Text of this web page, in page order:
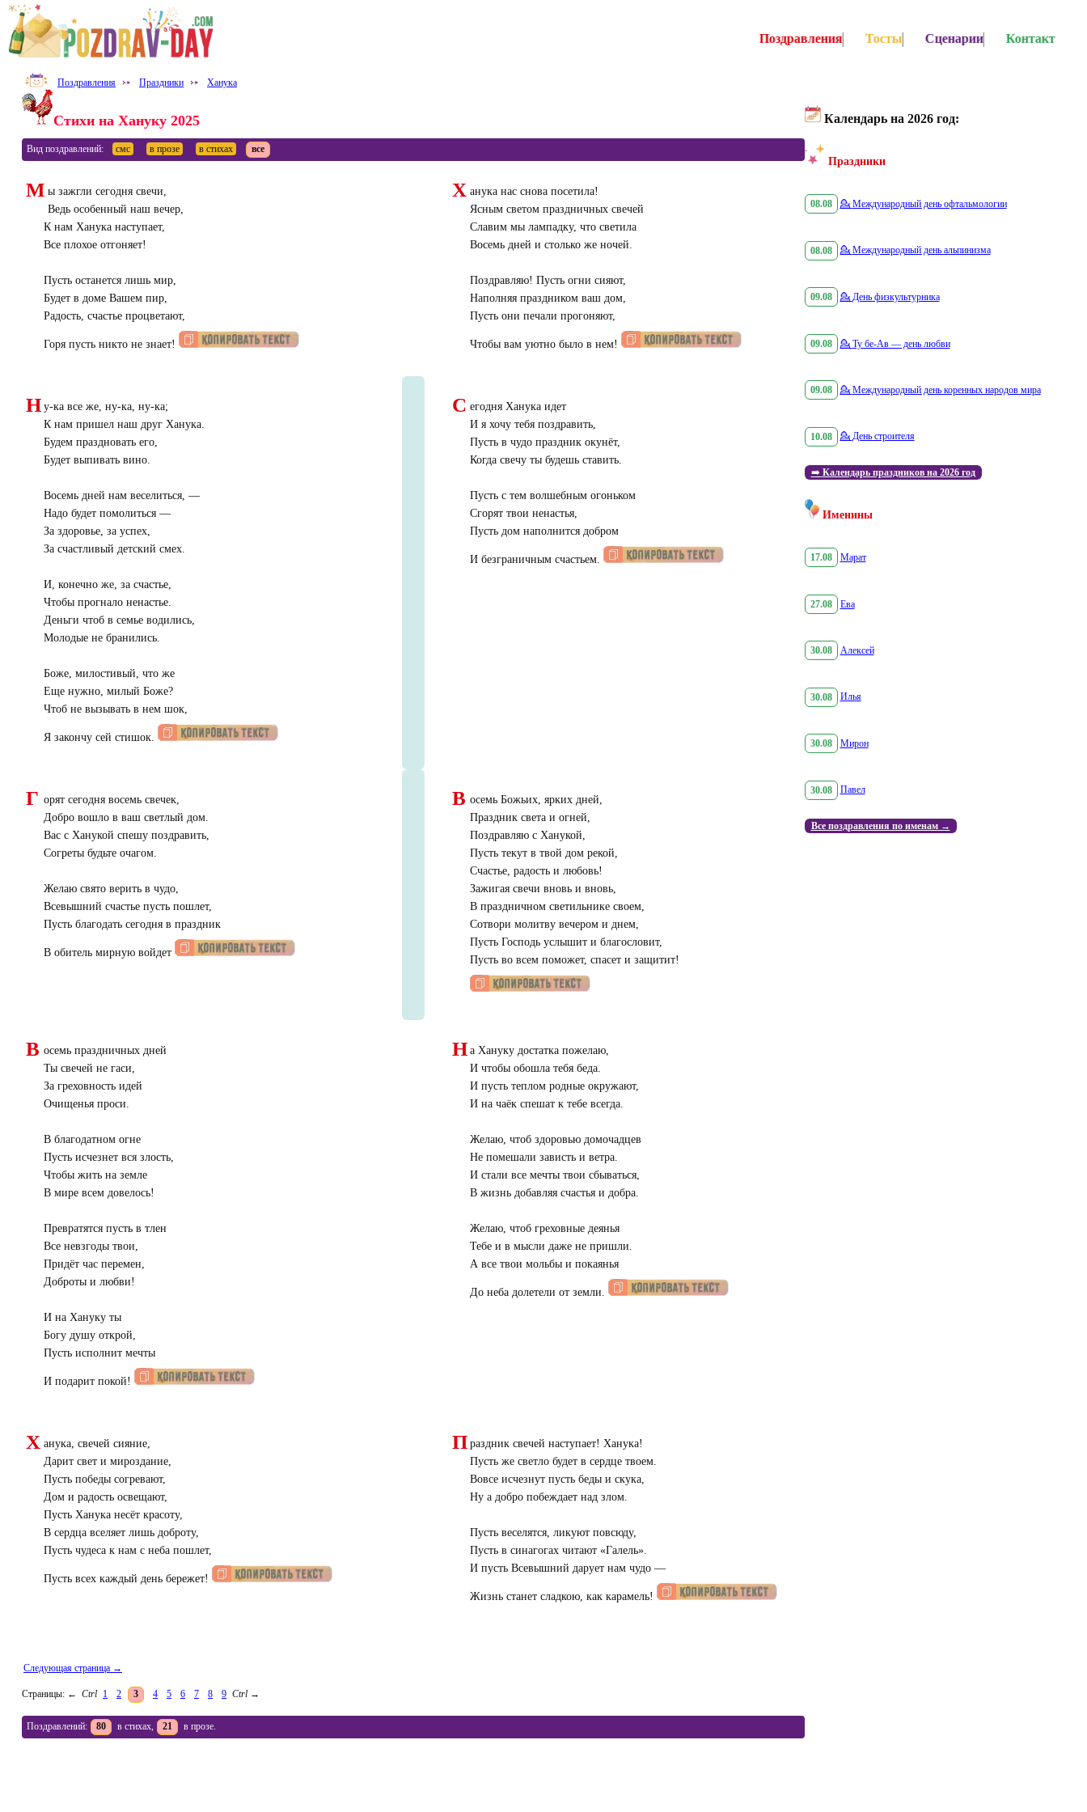
Поздравления ⤐ Праздники ⤐ Ханука
Стихи на Хануку 2025
Вид поздравлений: смс в прозе в стихах все
М ы зажгли сегодня свечи,
Ведь особенный наш вечер,
К нам Ханука наступает,
Все плохое отгоняет!
Пусть останется лишь мир,
Будет в доме Вашем пир,
Радость, счастье процветают,
Горя пусть никто не знает!
Х анука нас снова посетила!
Ясным светом праздничных свечей
Славим мы лампадку, что светила
Восемь дней и столько же ночей.
Поздравляю! Пусть огни сияют,
Наполняя праздником ваш дом,
Пусть они печали прогоняют,
Чтобы вам уютно было в нем!
Н у-ка все же, ну-ка, ну-ка;
К нам пришел наш друг Ханука.
Будем праздновать его,
Будет выпивать вино.
Восемь дней нам веселиться, —
Надо будет помолиться —
За здоровье, за успех,
За счастливый детский смех.
И, конечно же, за счастье,
Чтобы прогнало ненастье.
Деньги чтоб в семье водились,
Молодые не бранились.
Боже, милостивый, что же
Еще нужно, милый Боже?
Чтоб не вызывать в нем шок,
Я закончу сей стишок.
С егодня Ханука идет
И я хочу тебя поздравить,
Пусть в чудо праздник окунёт,
Когда свечу ты будешь ставить.
Пусть с тем волшебным огоньком
Сгорят твои ненастья,
Пусть дом наполнится добром
И безграничным счастьем.
Г орят сегодня восемь свечек,
Добро вошло в ваш светлый дом.
Вас с Ханукой спешу поздравить,
Согреты будьте очагом.
Желаю свято верить в чудо,
Всевышний счастье пусть пошлет,
Пусть благодать сегодня в праздник
В обитель мирную войдет
В осемь Божьих, ярких дней,
Праздник света и огней,
Поздравляю с Ханукой,
Пусть текут в твой дом рекой,
Счастье, радость и любовь!
Зажигая свечи вновь и вновь,
В праздничном светильнике своем,
Сотвори молитву вечером и днем,
Пусть Господь услышит и благословит,
Пусть во всем поможет, спасет и защитит!
В осемь праздничных дней
Ты свечей не гаси,
За греховность идей
Очищенья проси.
В благодатном огне
Пусть исчезнет вся злость,
Чтобы жить на земле
В мире всем довелось!
Превратятся пусть в тлен
Все невзгоды твои,
Придёт час перемен,
Доброты и любви!
И на Хануку ты
Богу душу открой,
Пусть исполнит мечты
И подарит покой!
Н а Хануку достатка пожелаю,
И чтобы обошла тебя беда.
И пусть теплом родные окружают,
И на чаёк спешат к тебе всегда.
Желаю, чтоб здоровью домочадцев
Не помешали зависть и ветра.
И стали все мечты твои сбываться,
В жизнь добавляя счастья и добра.
Желаю, чтоб греховные деянья
Тебе и в мысли даже не пришли.
А все твои мольбы и покаянья
До неба долетели от земли.
Х анука, свечей сияние,
Дарит свет и мироздание,
Пусть победы согревают,
Дом и радость освещают,
Пусть Ханука несёт красоту,
В сердца вселяет лишь доброту,
Пусть чудеса к нам с неба пошлет,
Пусть всех каждый день бережет!
П раздник свечей наступает! Ханука!
Пусть же светло будет в сердце твоем.
Вовсе исчезнут пусть беды и скука,
Ну а добро побеждает над злом.
Пусть веселятся, ликуют повсюду,
Пусть в синагогах читают «Галель».
И пусть Всевышний дарует нам чудо —
Жизнь станет сладкою, как карамель!
Следующая страница →
Страницы: ← Ctrl 1 2 3 4 5 6 7 8 9 Ctrl →
Поздравлений: 80 в стихах, 21 в прозе.
Календарь на 2026 год:
Праздники
08.08 💁 Международный день офтальмологии
08.08 💁 Международный день альпинизма
09.08 💁 День физкультурника
09.08 💁 Ту бе-Ав — день любви
09.08 💁 Международный день коренных народов мира
10.08 💁 День строителя
➡️ Календарь праздников на 2026 год
Именины
17.08 Марат
27.08 Ева
30.08 Алексей
30.08 Илья
30.08 Мирон
30.08 Павел
Все поздравления по именам →
Поздравления Тосты Сценарии Контакт